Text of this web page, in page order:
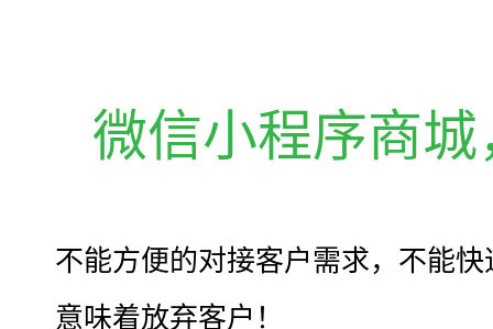
微信小程序商
不能方便的对接客户需求，不能
意味着放弃客户！